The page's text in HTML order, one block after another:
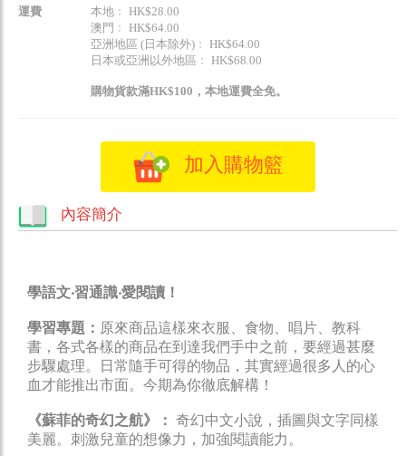
運費
本地﹕ HK$28.00
澳門﹕ HK$64.00
亞洲地區 (日本除外)﹕ HK$64.00
日本或亞洲以外地區﹕ HK$68.00
購物貨款滿HK$100，本地運費全免。
加入購物籃
內容簡介
學語文‧習通識‧愛閱讀！
學習專題： 原來商品這樣來衣服、食物、唱片、教科
書，各式各樣的商品在到達我們手中之前，要經過甚麼
步驟處理。日常隨手可得的物品，其實經過很多人的心
血才能推出市面。今期為你徹底解構！
《蘇菲的奇幻之航》： 奇幻中文小說，插圖與文字同樣
美麗。刺激兒童的想像力，加強閱讀能力。